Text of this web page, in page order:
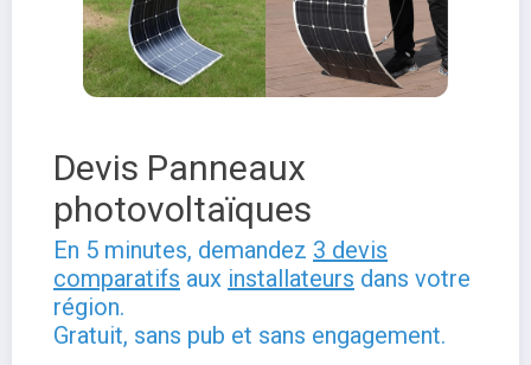
Devis Panneaux
photovoltaïques
En 5 minutes, demandez 3 devis
comparatifs aux installateurs dans votre
région.
Gratuit, sans pub et sans engagement.